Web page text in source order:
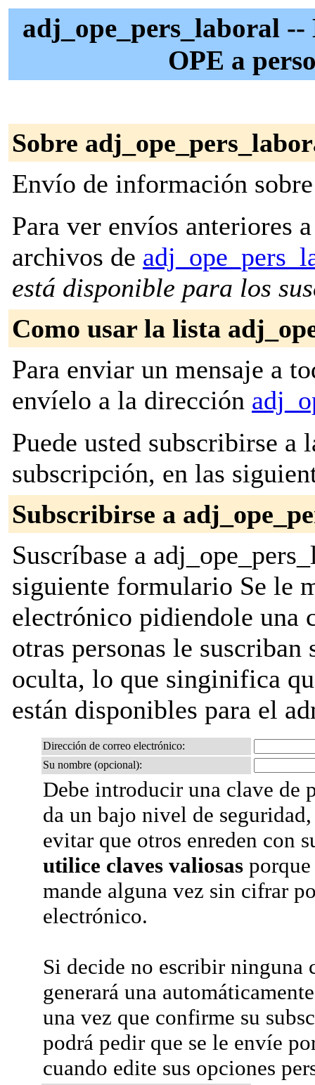
adj_ope_pers_laboral
OPE a
Sobre
Envío de información
Para ver envíos anteriores
archivos de
está disponible para los
Como usar la lista
Para enviar un mensaje a
envíelo a la dirección
Puede usted subscribirse a
subscripción, en las
Subscribirse a
Suscríbase a
siguiente formulario Se le
electrónico pidiendole una
otras personas le
oculta, lo que singinifica
están disponibles para el
Dirección de correo electrónico:
Su nombre (opcional):
Debe introducir una clave de
da un bajo nivel de
evitar que otros enreden con
utilice claves valiosas
mande alguna vez sin cifrar
electrónico.
Si decide no escribir ninguna
generará una
una vez que confirme su
podrá pedir que se le envíe
cuando edite sus opciones